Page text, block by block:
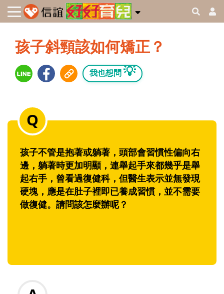
孩子斜頸該如何矯正？
我也想問 💡
孩子不管是抱著或躺著，頭部會習慣性偏向右
邊，躺著時更加明顯，連舉起手來都幾乎是舉
起右手，曾看過復健科，但醫生表示並無發現
硬塊，應是在肚子裡即已養成習慣，並不需要
做復健。請問該怎麼辦呢？